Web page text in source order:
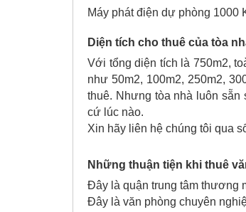
Máy phát điện dự phòng 1000
Diện tích cho thuê của tòa
Với tổng diện tích là 750m2,
như 50m2, 100m2, 250m2,
thuê. Nhưng tòa nhà luôn sẵn
cứ lúc nào.
Xin hãy liên hệ chúng tôi qua
Những thuận tiện khi thuê
Đây là quận trung tâm thương
Đây là văn phòng chuyên